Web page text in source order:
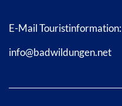
E-Mail Touristinformation:
info@badwildungen.net